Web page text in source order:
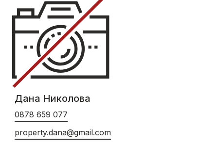
Дана Николова
0878 659 077
property.dana@gmail.com